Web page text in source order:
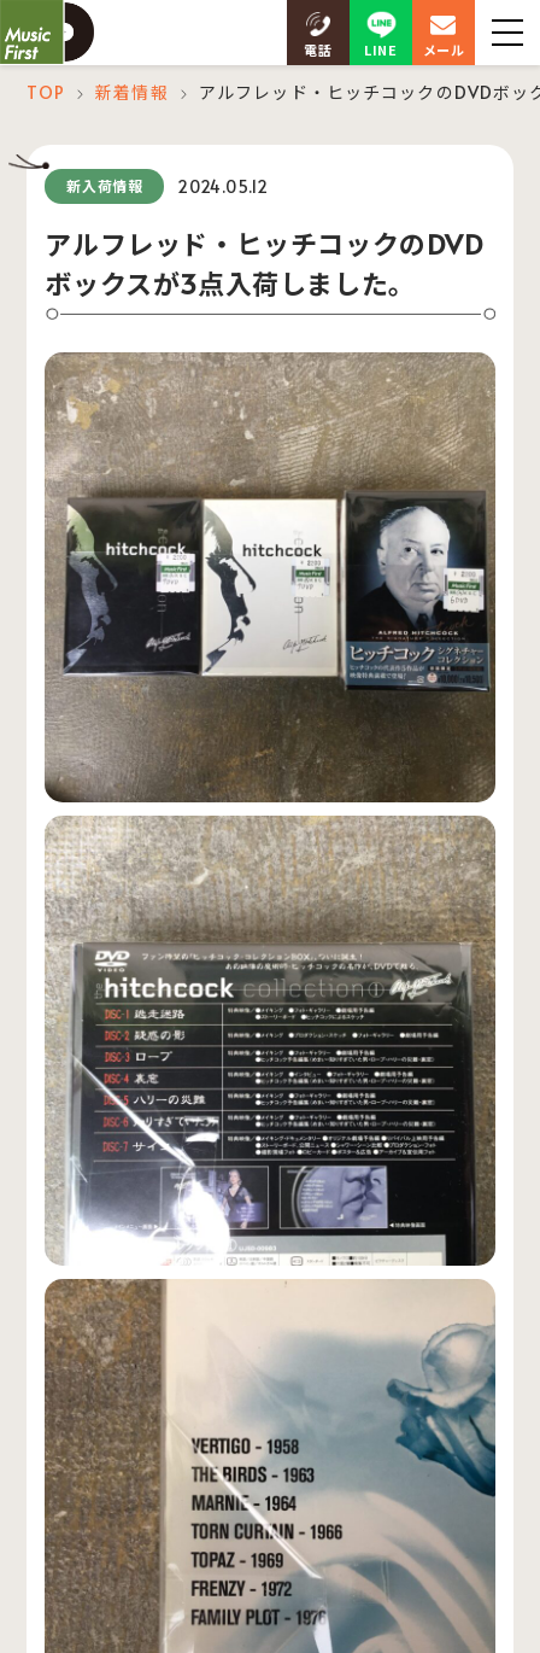
電話 LINE メール
TOP ＞ 新着情報 ＞ アルフレッド・ヒッチコックのDVDボッ
新入荷情報 2024.05.12
アルフレッド・ヒッチコックのDVD
ボックスが3点入荷しました。